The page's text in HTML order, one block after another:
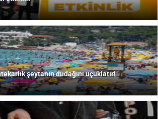
şeytanın dudağını uçuklatır!